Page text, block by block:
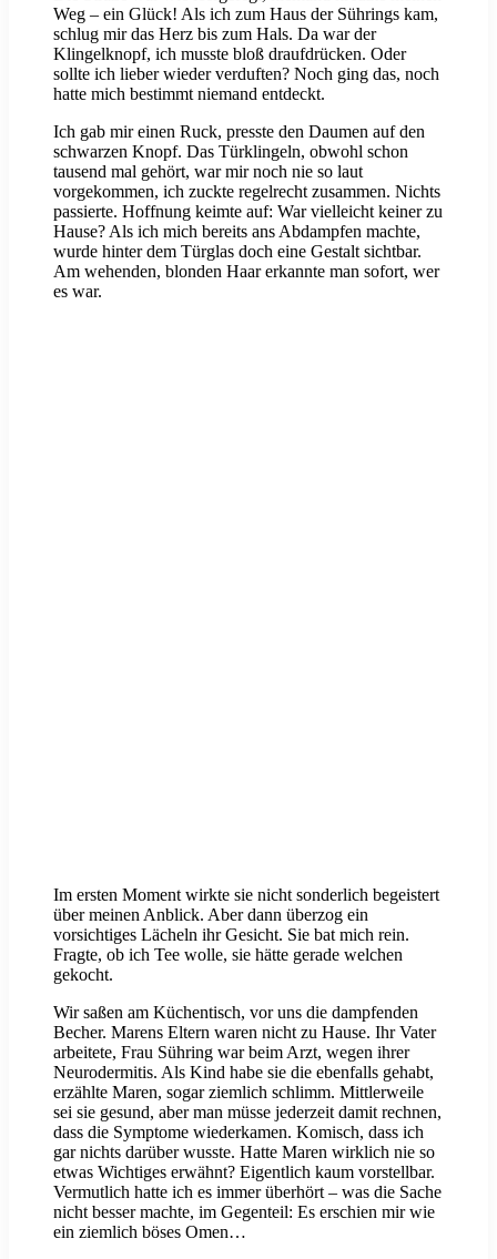
Weg – ein Glück! Als ich zum Haus der Sührings kam,
schlug mir das Herz bis zum Hals. Da war der
Klingelknopf, ich musste bloß draufdrücken. Oder
sollte ich lieber wieder verduften? Noch ging das, noch
hatte mich bestimmt niemand entdeckt.
Ich gab mir einen Ruck, presste den Daumen auf den
schwarzen Knopf. Das Türklingeln, obwohl schon
tausend mal gehört, war mir noch nie so laut
vorgekommen, ich zuckte regelrecht zusammen. Nichts
passierte. Hoffnung keimte auf: War vielleicht keiner zu
Hause? Als ich mich bereits ans Abdampfen machte,
wurde hinter dem Türglas doch eine Gestalt sichtbar.
Am wehenden, blonden Haar erkannte man sofort, wer
es war.
Im ersten Moment wirkte sie nicht sonderlich begeistert
über meinen Anblick. Aber dann überzog ein
vorsichtiges Lächeln ihr Gesicht. Sie bat mich rein.
Fragte, ob ich Tee wolle, sie hätte gerade welchen
gekocht.
Wir saßen am Küchentisch, vor uns die dampfenden
Becher. Marens Eltern waren nicht zu Hause. Ihr Vater
arbeitete, Frau Sühring war beim Arzt, wegen ihrer
Neurodermitis. Als Kind habe sie die ebenfalls gehabt,
erzählte Maren, sogar ziemlich schlimm. Mittlerweile
sei sie gesund, aber man müsse jederzeit damit rechnen,
dass die Symptome wiederkamen. Komisch, dass ich
gar nichts darüber wusste. Hatte Maren wirklich nie so
etwas Wichtiges erwähnt? Eigentlich kaum vorstellbar.
Vermutlich hatte ich es immer überhört – was die Sache
nicht besser machte, im Gegenteil: Es erschien mir wie
ein ziemlich böses Omen…